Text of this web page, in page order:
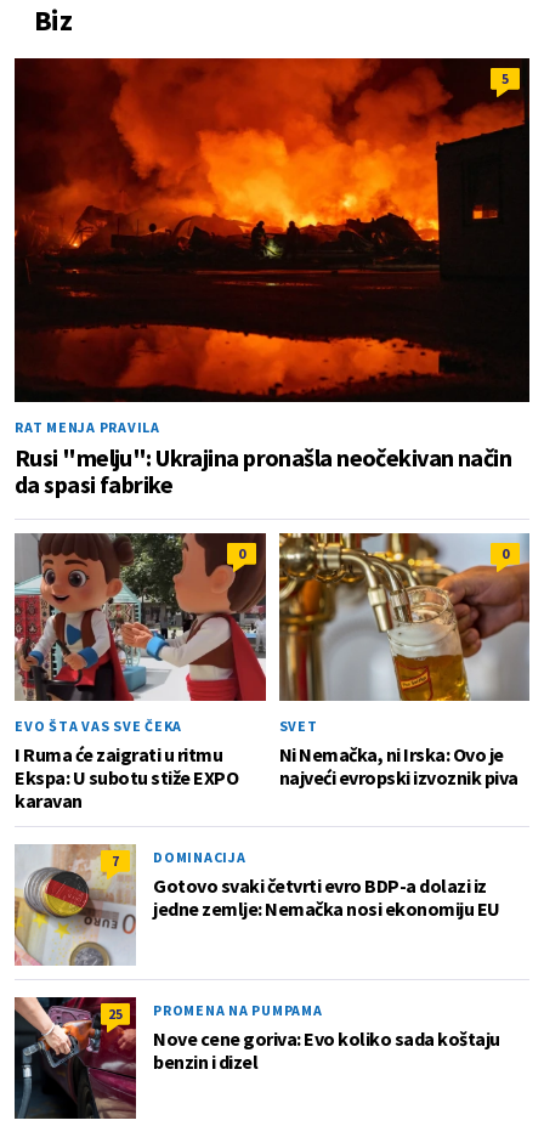
Biz
5
RAT MENJA PRAVILA
Rusi "melju": Ukrajina pronašla neočekivan način
da spasi fabrike
0
EVO ŠTA VAS SVE ČEKA
I Ruma će zaigrati u ritmu
Ekspa: U subotu stiže EXPO
karavan
0
SVET
Ni Nemačka, ni Irska: Ovo je
najveći evropski izvoznik piva
7 DOMINACIJA
Gotovo svaki četvrti evro BDP-a dolazi iz
jedne zemlje: Nemačka nosi ekonomiju EU
25 PROMENA NA PUMPAMA
Nove cene goriva: Evo koliko sada koštaju
benzin i dizel